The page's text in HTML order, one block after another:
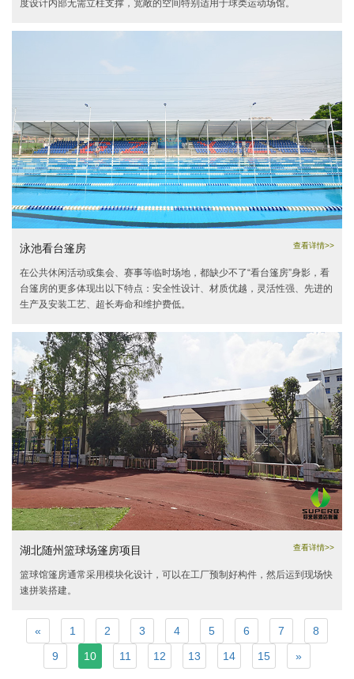
度设计内部无需立柱支撑，宽敞的空间特别适用于球类运动场馆。
查看详情>>
泳池看台篷房
在公共休闲活动或集会、赛事等临时场地，都缺少不了“看台篷房”身影，看
台篷房的更多体现出以下特点：安全性设计、材质优越，灵活性强、先进的
生产及安装工艺、超长寿命和维护费低。
查看详情>>
湖北随州篮球场篷房项目
篮球馆篷房通常采用模块化设计，可以在工厂预制好构件，然后运到现场快
速拼装搭建。
« 1 2 3 4 5 6 7
8
9
10 11 12 13 14 15 »